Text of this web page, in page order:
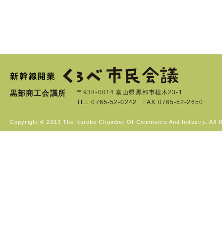
黒部商工会議所
〒938-0014 富山県黒部市植木23-1
TEL 0765-52-0242 FAX 0765-52-2650
Copyright © 2013 The Kurobe Chamber Of Commerce And Industry. All